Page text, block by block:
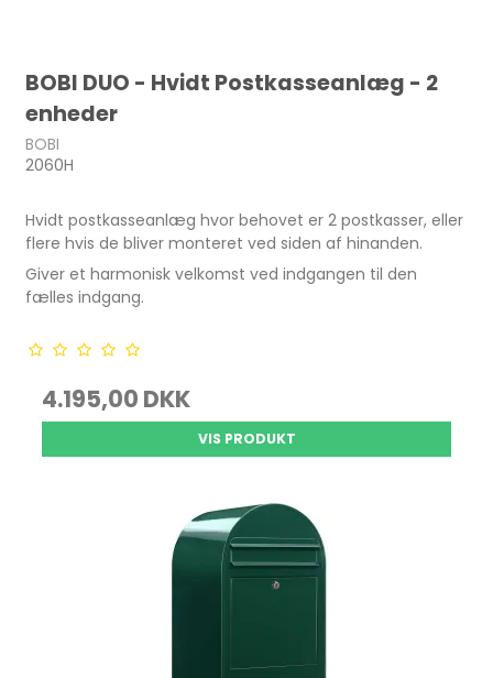
BOBI DUO - Hvidt Postkasseanlæg - 2
enheder
BOBI
2060H
Hvidt postkasseanlæg hvor behovet er 2 postkasser, eller
flere hvis de bliver monteret ved siden af hinanden.
Giver et harmonisk velkomst ved indgangen til den
fælles indgang.
4.195,00 DKK
VIS PRODUKT